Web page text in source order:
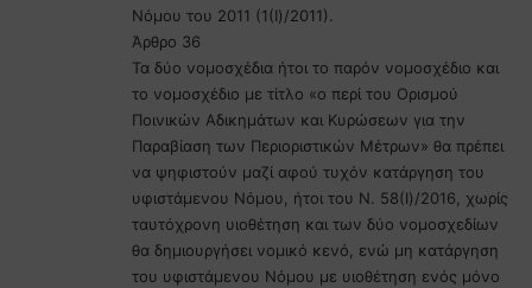
Νόμου του 2011 (1(Ι)/2011).
Άρθρο 36
Τα δύο νομοσχέδια ήτοι το παρόν νομοσχέδιο και
το νομοσχέδιο με τίτλο «ο περί του Ορισμού
Ποινικών Αδικημάτων και Κυρώσεων για την
Παραβίαση των Περιοριστικών Μέτρων» θα πρέπει
να ψηφιστούν μαζί αφού τυχόν κατάργηση του
υφιστάμενου Νόμου, ήτοι του Ν. 58(Ι)/2016, χωρίς
ταυτόχρονη υιοθέτηση και των δύο νομοσχεδίων
θα δημιουργήσει νομικό κενό, ενώ μη κατάργηση
του υφιστάμενου Νόμου με υιοθέτηση ενός μόνο